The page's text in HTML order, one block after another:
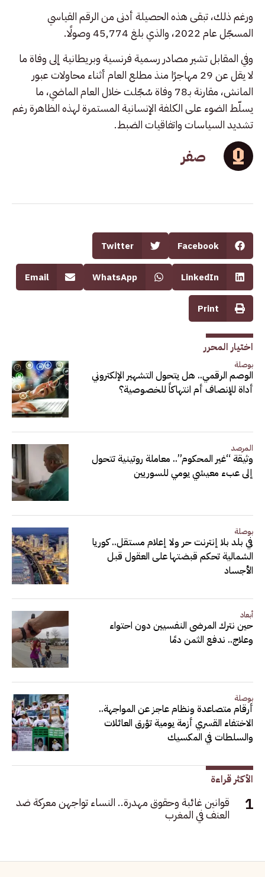
ورغم ذلك، تبقى هذه الحصيلة أدنى من الرقم القياسي
المسجّل عام 2022، والذي بلغ 45,774 وصولًا.
وفي المقابل تشير مصادر رسمية فرنسية وبريطانية إلى وفاة ما
لا يقل عن 29 مهاجرًا منذ مطلع العام أثناء محاولات عبور
المانش، مقارنة بـ78 وفاة سُجّلت خلال العام الماضي، ما
يسلّط الضوء على الكلفة الإنسانية المستمرة لهذه الظاهرة رغم
تشديد السياسات واتفاقيات الضبط.
صفر
Facebook
Twitter
LinkedIn
WhatsApp
Email
Print
اختيار المحرر
بوصلة
الوصم الرقمي.. هل يتحول التشهير الإلكتروني
أداة للإنصاف أم انتهاكاً للخصوصية؟
المرصد
وثيقة “غير المحكوم”.. معاملة روتينية تتحول
إلى عبء معيشي يومي للسوريين
بوصلة
في بلد بلا إنترنت حر ولا إعلام مستقل.. كوريا
الشمالية تحكم قبضتها على العقول قبل
الأجساد
أبعاد
حين نترك المرضى النفسيين دون احتواء
وعلاج.. ندفع الثمن دمًا
بوصلة
أرقام متصاعدة ونظام عاجز عن المواجهة..
الاختفاء القسري أزمة يومية تؤرق العائلات
والسلطات في المكسيك
الأكثر قراءة
قوانين غائبة وحقوق مهدرة.. النساء تواجهن معركة ضد
العنف في المغرب